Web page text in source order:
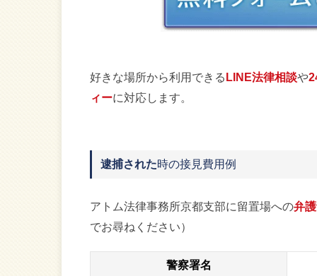
好きな場所から利用できるLINE法律相談や
ィーに対応します。
逮捕された時の接見費用例
アトム法律事務所京都支部に留置場への弁
でお尋ねください）
警察署名